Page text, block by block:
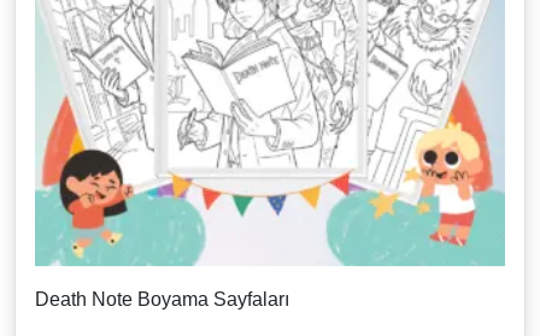
Death Note Boyama Sayfaları